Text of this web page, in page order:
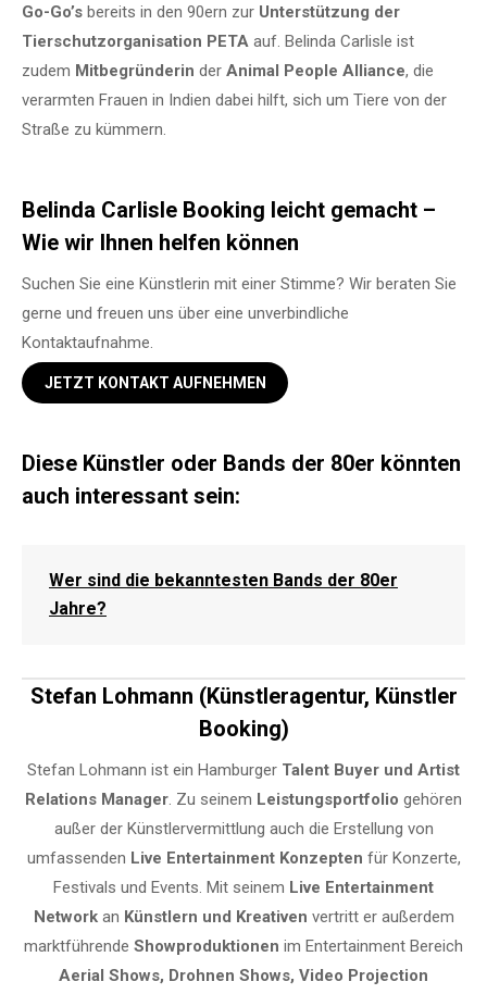
Go-Go’s bereits in den 90ern zur Unterstützung der
Tierschutzorganisation PETA auf. Belinda Carlisle ist
zudem Mitbegründerin der Animal People Alliance, die
verarmten Frauen in Indien dabei hilft, sich um Tiere von der
Straße zu kümmern.
Belinda Carlisle Booking leicht gemacht –
Wie wir Ihnen helfen können
Suchen Sie eine Künstlerin mit einer Stimme? Wir beraten Sie
gerne und freuen uns über eine unverbindliche
Kontaktaufnahme.
JETZT KONTAKT AUFNEHMEN
Diese Künstler oder Bands der 80er könnten
auch interessant sein:
Wer sind die bekanntesten Bands der 80er
Jahre?
Stefan Lohmann (Künstleragentur, Künstler
Booking)
Stefan Lohmann ist ein Hamburger Talent Buyer und Artist
Relations Manager. Zu seinem Leistungsportfolio gehören
außer der Künstlervermittlung auch die Erstellung von
umfassenden Live Entertainment Konzepten für Konzerte,
Festivals und Events. Mit seinem Live Entertainment
Networkan Künstlern und Kreativen vertritt er außerdem
marktführende Showproduktionen im Entertainment Bereich
Aerial Shows, Drohnen Shows, Video Projection